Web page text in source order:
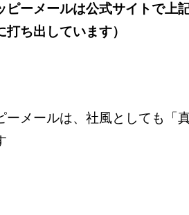
ピーメールは公式サイトで上
打ち出しています）
ーメールは、社風としても「